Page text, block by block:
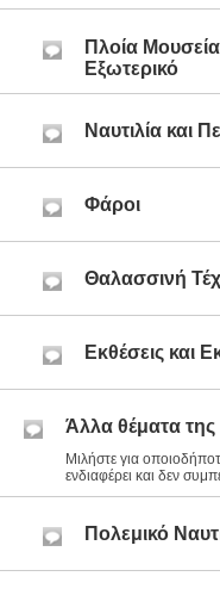
Πλοία
Εξωτερικό
Ναυτιλία και
Φάροι
Θαλασσινή
Εκθέσεις και
Άλλα θέματα της
Μιλήστε για
ενδιαφέρει και δεν
Πολεμικό